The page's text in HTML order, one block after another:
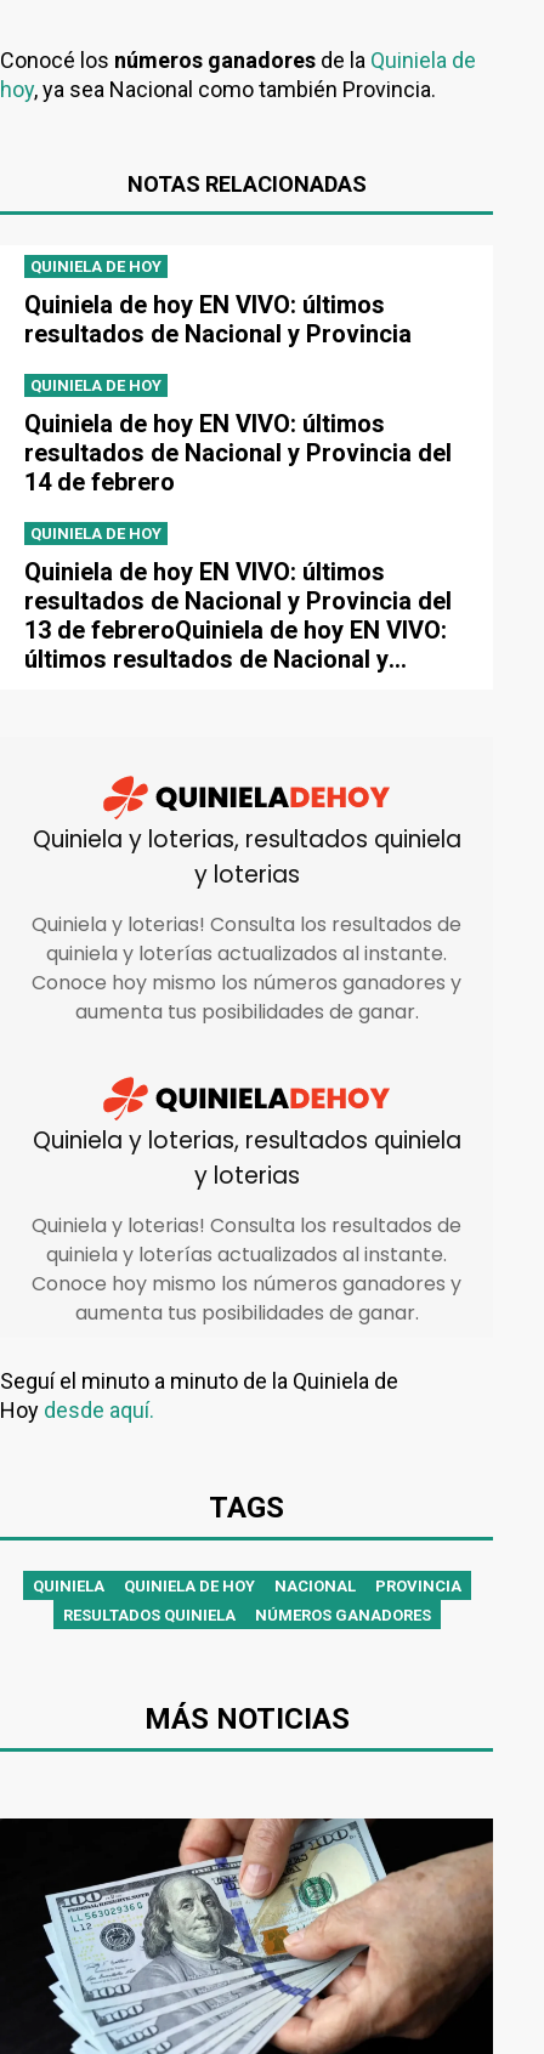
Conocé los números ganadores de la Quiniela de
hoy, ya sea Nacional como también Provincia.
NOTAS RELACIONADAS
QUINIELA DE HOY
Quiniela de hoy EN VIVO: últimos
resultados de Nacional y Provincia
QUINIELA DE HOY
Quiniela de hoy EN VIVO: últimos
resultados de Nacional y Provincia del
14 de febrero
QUINIELA DE HOY
Quiniela de hoy EN VIVO: últimos
resultados de Nacional y Provincia del
13 de febreroQuiniela de hoy EN VIVO:
últimos resultados de Nacional y
Seguí el minuto a minuto de la Quiniela de
Hoy desde aquí.
TAGS
QUINIELA QUINIELA DE HOY NACIONAL
PROVINCIA
RESULTADOS QUINIELA
NÚMEROS GANADORES
MÁS NOTICIAS